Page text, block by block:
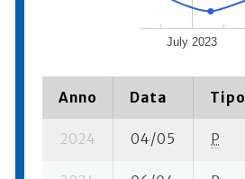
July 2023
Anno Data Tipo
2024 04/05 P